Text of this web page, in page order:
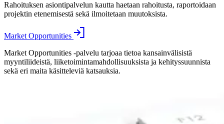
Rahoituksen asiontipalvelun kautta haetaan rahoitusta, raportoidaan
projektin etenemisestä sekä ilmoitetaan muutoksista.
Market Opportunities
Market Opportunities -palvelu tarjoaa tietoa kansainvälisistä
myyntiliideistä, liiketoimintamahdollisuuksista ja kehityssuunnista
sekä eri maita käsitteleviä katsauksia.